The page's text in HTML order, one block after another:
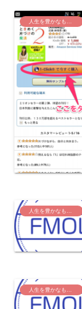
人生を豊かなものに
人生を豊かなものに